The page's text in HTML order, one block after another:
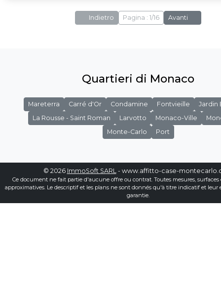
Indietro Pagina : 1/16 Avanti
Quartieri di Monaco
Mareterra Carré d'Or Condamine Fontvieille
Jardin
La Rousse - Saint Roman
Larvotto Monaco-Ville
Monte-Carlo
Port
© 2026 ImmoSoft SARL- www.affitto-case-
Ce document ne fait partie d'aucune offre ou contrat. Toutes mesures, surfaces
approximatives. Le descriptif et les plans ne sont donnés qu'à titre indicatif et leur
garantie.